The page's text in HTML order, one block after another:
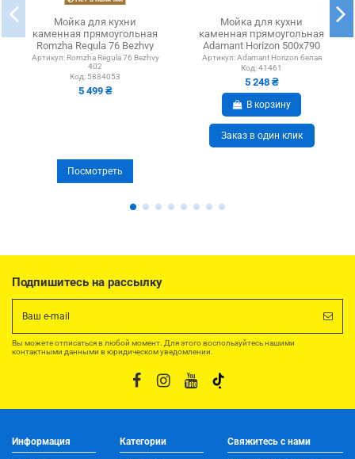
Мойка для кухни
каменная прямоугольная
Romzha Regula 76 Bezhvy
402, 760х460х205 мм
Артикул: Romzha Regula 76 Bezhvy
402
Код: 5884053
5 499 ₴
Посмотреть
Мойка для кухни
каменная прямоугольная
Adamant Horizon 500х790
мм, белая
Артикул: Adamant Horizon белая
Код:41461
5 248 ₴
В корзину
Заказ в один клик
Подпишитесь на рассылку
Вы можете отписаться в любой момент. Для этого воспользуйтесь нашими
контактными данными в юридическом уведомлении.
Информация Категории Свяжитесь с нами